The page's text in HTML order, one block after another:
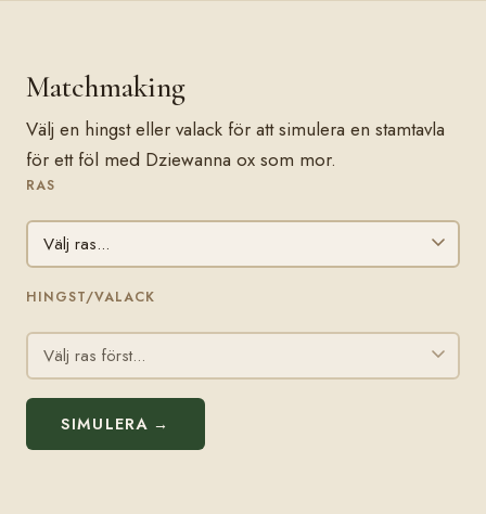
Matchmaking
Välj en hingst eller valack för att simulera en stamtavla
för ett föl med Dziewanna ox som mor.
RAS
HINGST/VALACK
SIMULERA →